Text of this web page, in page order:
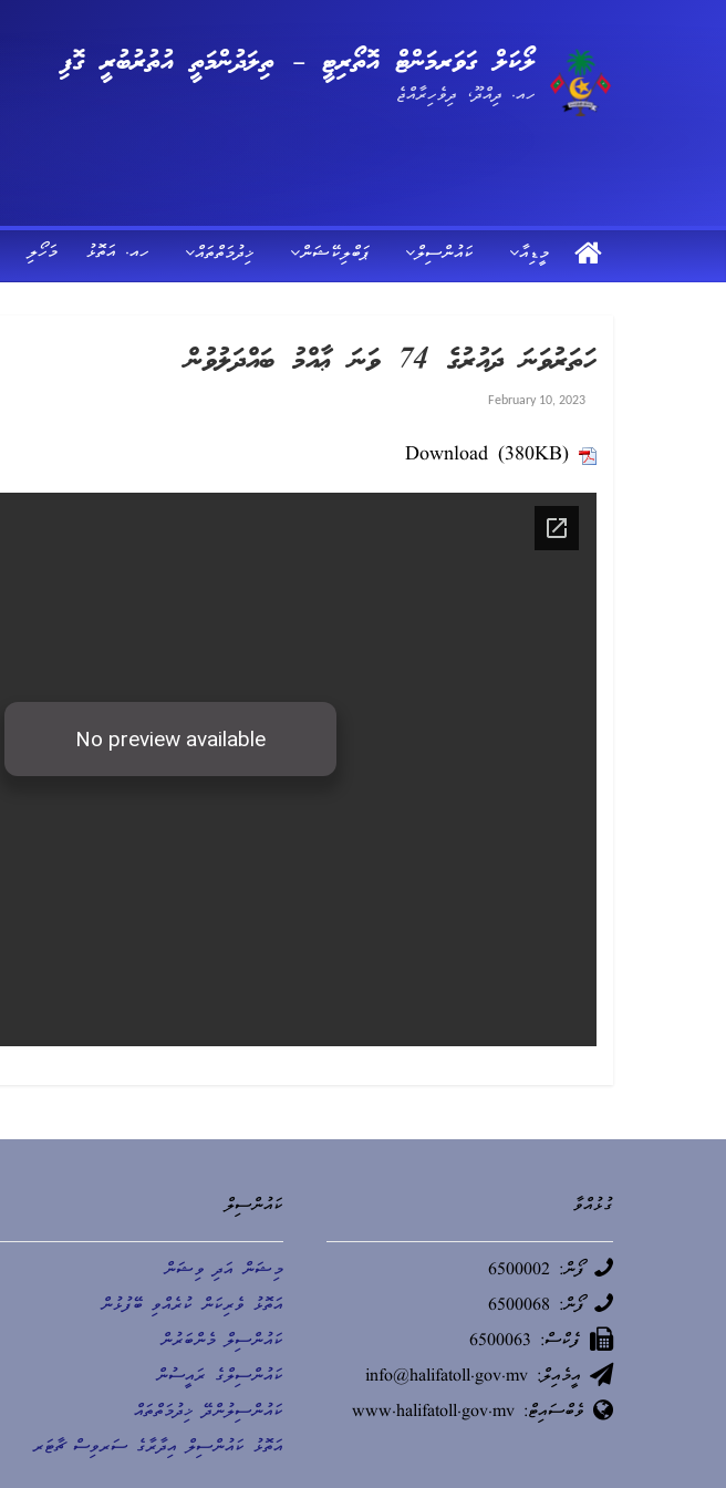
ލޯކަލް ގަވަރމަންޓް އޮތޯރިޓީ – ތިލަދުންމަތީ އުތުރުބުރީ ގޮފި
ހއ. ދިއްދޫ، ދިވެހިރާއްޖެ
މީޑިއާ ކައުންސިލް ޕަބްލިކޭޝަން ޚިދުމަތްތައް ހއ. އަތޮޅު މަހޯލި
ހަތަރުވަނަ ދައުރުގެ 74 ވަނަ ޢާއްމު ބައްދަލުވުން
February 10, 2023
Download (380KB)
ކައުންސިލް
މިޝަން އަދި ވިޝަން
އަތޮޅު ވެރިކަން ކުރެއްވި ބޭފުޅުން
ކައުންސިލް މެންބަރުން
ކައުންސިލްގެ ރައީސުން
ކައުންސިލުންދޭ ޚިދުމަތްތައް
އަތޮޅު ކައުންސިލް އިދާރާގެ ސަރވިސް ޗާޓަރ
ގުޅުއްވާ
ފޯން: 6500002
ފޯން: 6500068
ފެކްސް: 6500063
އީމެއިލް: info@halifatoll.gov.mv
ވެބްސައިޓް: www.halifatoll.gov.mv